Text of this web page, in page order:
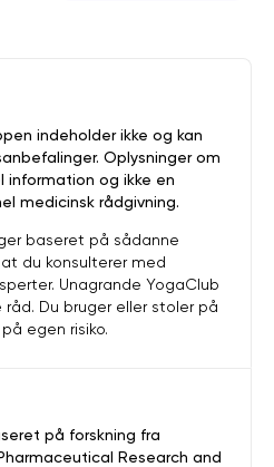
på forskning fra
Research and
indeholder ikke og kan
Oplysninger om
information og ikke en
medicinsk rådgivning.
baseret på sådanne
du konsulterer med
Unagrande YogaClub
Du bruger eller stoler på
egen risiko.